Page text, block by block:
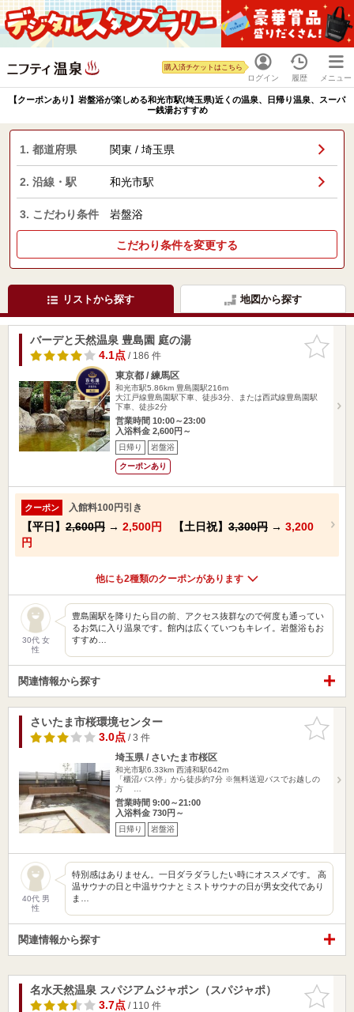
ログイン
購入済チケットはこちら
履歴 メニュー
【クーポンあり】岩盤浴が楽しめる和光市駅(埼玉県)近くの温泉、日帰り温泉、スーパ
ー銭湯おすすめ
1. 都道府県 関東 / 埼玉県
2. 沿線・駅 和光市駅
3. こだわり条件 岩盤浴
こだわり条件を変更する
リストから探す 地図から探す
お気に入
りに追加
バーデと天然温泉 豊島園 庭の湯
4.1点/ 186 件
東京都 / 練馬区
和光市駅5.86km 豊島園駅216m
大江戸線豊島園駅下車、徒歩3分、または西武線豊島園駅
下車、徒歩2分
営業時間 10:00～23:00
入浴料金 2,600円～
日帰り 岩盤浴
クーポンあり
クーポン 入館料100円引き
【平日】 2,600円 → 2,500円 【土日祝】 3,300円 → 3,200
円
他にも2種類のクーポンがあります
30代 女
性
豊島園駅を降りたら目の前、アクセス抜群なので何度も通ってい
るお気に入り温泉です。館内は広くていつもキレイ。岩盤浴もお
すすめ…
関連情報から探す
お気に入
りに追加
さいたま市桜環境センター
3.0点/ 3 件
埼玉県 / さいたま市桜区
和光市駅6.33km 西浦和駅642m
「櫃沼バス停」から徒歩約7分 ※無料送迎バスでお越しの
方 …
営業時間 9:00～21:00
入浴料金 730円～
日帰り 岩盤浴
40代 男
性
特別感はありません。一日ダラダラしたい時にオススメです。 高
温サウナの日と中温サウナとミストサウナの日が男女交代であり
ま…
関連情報から探す
お気に入
りに追加
名水天然温泉 スパジアムジャポン（スパジャポ）
3.7点/ 110 件